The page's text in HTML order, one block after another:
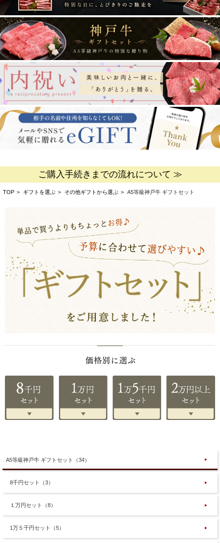
ご購入手続きまでの流れについて ≫
TOP > ギフトを選ぶ > その他ギフトから選ぶ > A5等級神戸牛 ギフトセット
A5等級神戸牛 ギフトセット（34）
8千円セット（3）
１万円セット（8）
1万５千円セット（5）